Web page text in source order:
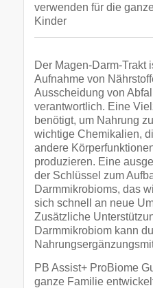
verwenden für die
Kinder
Der Magen-Darm-Trakt
Aufnahme von
Ausscheidung von
verantwortlich. Eine
benötigt, um Nahrung
wichtige Chemikalien,
andere
produzieren. Eine
der Schlüssel zum
Darmmikrobioms, das
sich schnell an neue
Zusätzliche
Darmmikrobiom kann
PB Assist+ ProBiome
ganze Familie